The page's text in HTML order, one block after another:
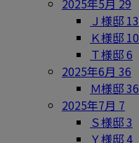
2025年5月 29
Ｊ様邸 13
Ｋ様邸 10
Ｔ様邸6
2025年6月 36
Ｍ様邸36
2025年7月 7
Ｓ様邸3
Ｙ様邸4